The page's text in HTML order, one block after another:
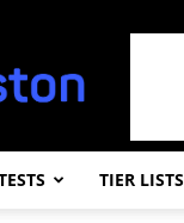
TIER LISTS